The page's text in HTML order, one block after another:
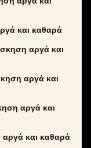
και καθαρά
αργά και
αργά και
αργά και
αργά και καθαρά